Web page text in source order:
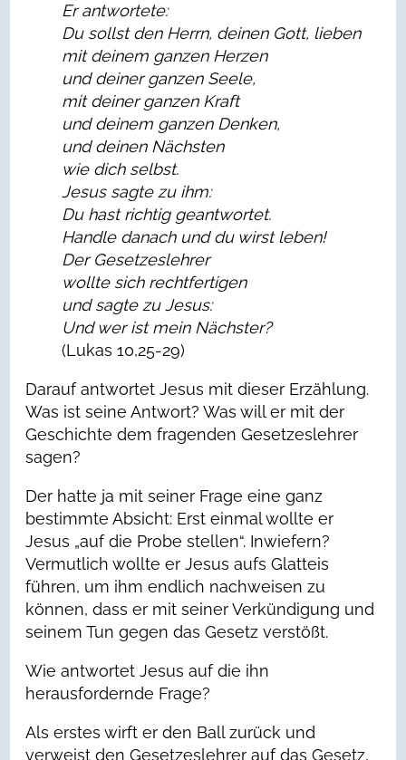
Er antwortete:
Du sollst den Herrn, deinen Gott, lieben
mit deinem ganzen Herzen
und deiner ganzen Seele,
mit deiner ganzen Kraft
und deinem ganzen Denken,
und deinen Nächsten
wie dich selbst.
Jesus sagte zu ihm:
Du hast richtig geantwortet.
Handle danach und du wirst leben!
Der Gesetzeslehrer
wollte sich rechtfertigen
und sagte zu Jesus:
Und wer ist mein Nächster?
(Lukas 10,25-29)
Darauf antwortet Jesus mit dieser Erzählung.
Was ist seine Antwort? Was will er mit der
Geschichte dem fragenden Gesetzeslehrer
sagen?
Der hatte ja mit seiner Frage eine ganz
bestimmte Absicht: Erst einmal wollte er
Jesus „auf die Probe stellen“. Inwiefern?
Vermutlich wollte er Jesus aufs Glatteis
führen, um ihm endlich nachweisen zu
können, dass er mit seiner Verkündigung und
seinem Tun gegen das Gesetz verstößt.
Wie antwortet Jesus auf die ihn
herausfordernde Frage?
Als erstes wirft er den Ball zurück und
verweist den Gesetzeslehrer auf das Gesetz,